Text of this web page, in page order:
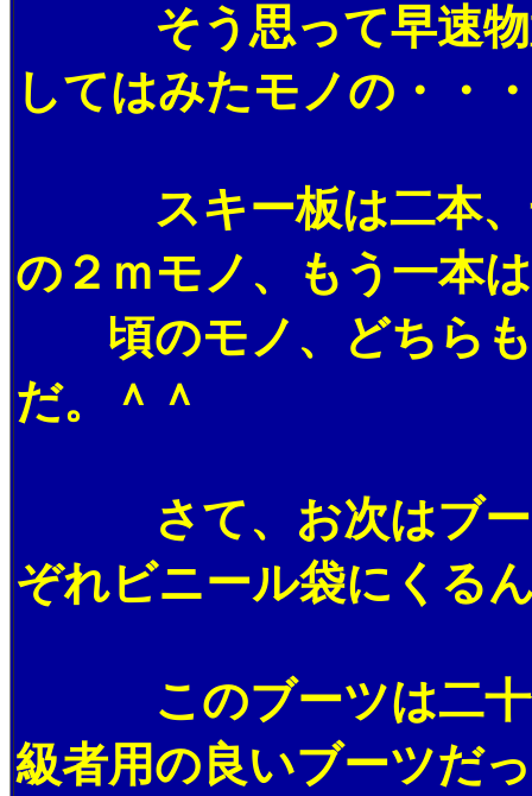
そう思って早速物置
してはみたモノの・・
スキー板は二本、一
の２ｍモノ、もう一本
頃のモノ、どちらも
だ。＾＾
さて、お次はブーツ
ぞれビニール袋にくる
このブーツは二十年
級者用の良いブーツだ